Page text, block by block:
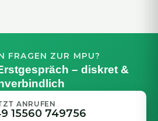
FRAGEN ZUR MPU?
– diskret &
ANRUFEN
15560 749756